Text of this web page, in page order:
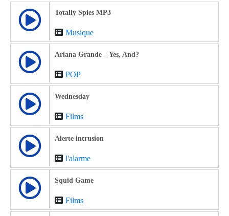
Totally Spies MP3
Musique
Ariana Grande – Yes, And?
POP
Wednesday
Films
Alerte intrusion
l'alarme
Squid Game
Films